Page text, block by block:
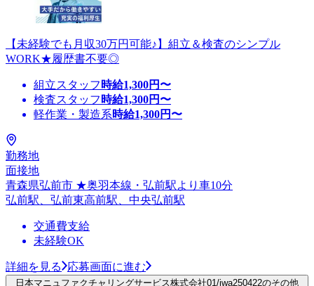
【未経験でも月収30万円可能♪】組立＆検査のシンプル
WORK★履歴書不要◎
組立スタッフ 時給1,300円〜
検査スタッフ 時給1,300円〜
軽作業・製造系時給1,300円〜
勤務地
面接地
青森県弘前市 ★奥羽本線・弘前駅より車10分
弘前駅、弘前東高前駅、中央弘前駅
交通費支給
未経験OK
詳細を見る 応募画面に進む
日本マニュファクチャリングサービス株式会社01/iwa250422のその他